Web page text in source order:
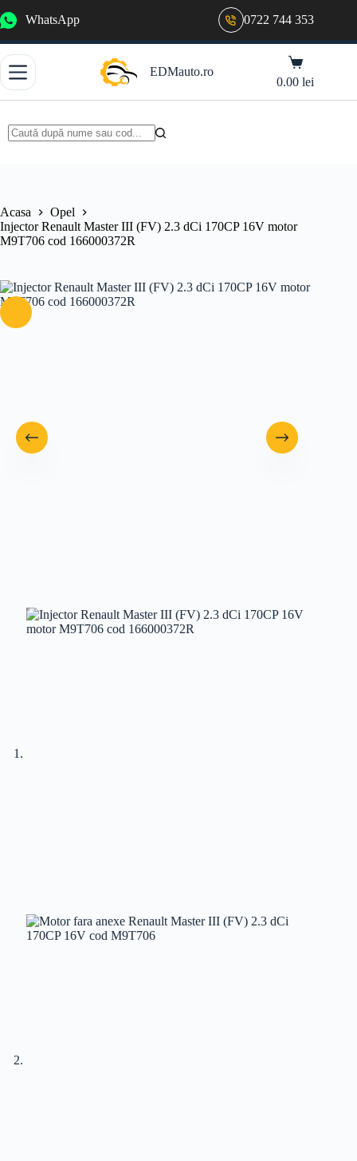
la
WhatsApp 0722 744 353
EDMauto.ro
Coș
de
cumpărături
0.00lei
Acasa
Opel
Injector Renault Master III (FV) 2.3 dCi 170CP 16V motor
M9T706 cod 166000372R